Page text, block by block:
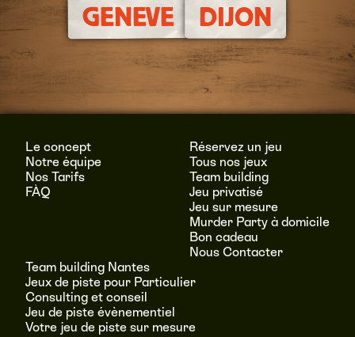
GENEVE DIJON
Le concept
Notre équipe
Nos Tarifs
FÀQ
Réservez un jeu
Tous nos jeux
Team building
Jeu privatisé
Jeu sur mesure
Murder Party à domicile
Bon cadeau
Nous Contacter
Team building Nantes
Jeux de piste pour Particulier
Consulting et conseil
Jeu de piste évènementiel
Votre jeu de piste sur mesure